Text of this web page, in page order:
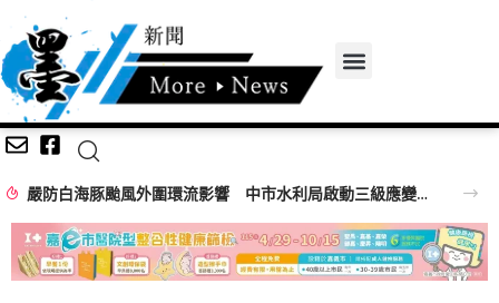
嚴防白海豚颱風外圍環流影響 中市水利局啟動三級應變中心全面戒備